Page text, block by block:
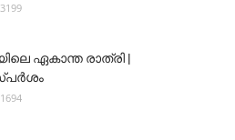
3199
ഏകാന്ത രാത്രി |
1694